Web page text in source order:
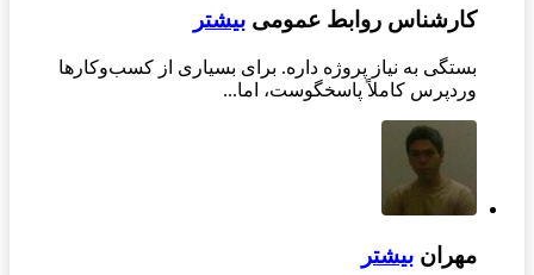
کارشناس روابط عمومی بیشتر
بستگی به نیاز پروژه داره. برای بسیاری از کسب‌وکارها
وردپرس کاملاً پاسخگوست، اما...
مهران بیشتر